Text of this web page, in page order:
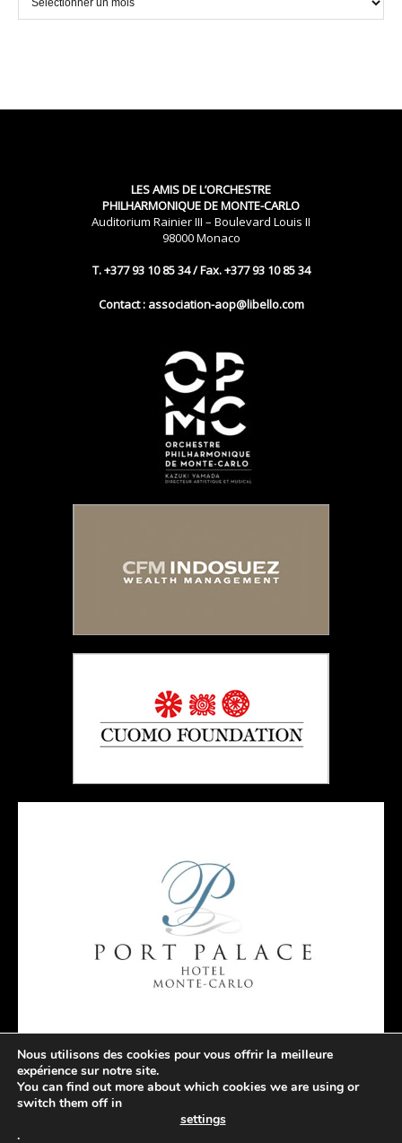
LES AMIS DE L’ORCHESTRE
PHILHARMONIQUE DE MONTE-CARLO
Auditorium Rainier III – Boulevard Louis II
98000 Monaco
T. +377 93 10 85 34 / Fax. +377 93 10 85 34
Contact : association-aop@libello.com
Nous utilisons des cookies pour vous offrir la meilleure
expérience sur notre site.
You can find out more about which cookies we are using or
switch them off in
settings
.